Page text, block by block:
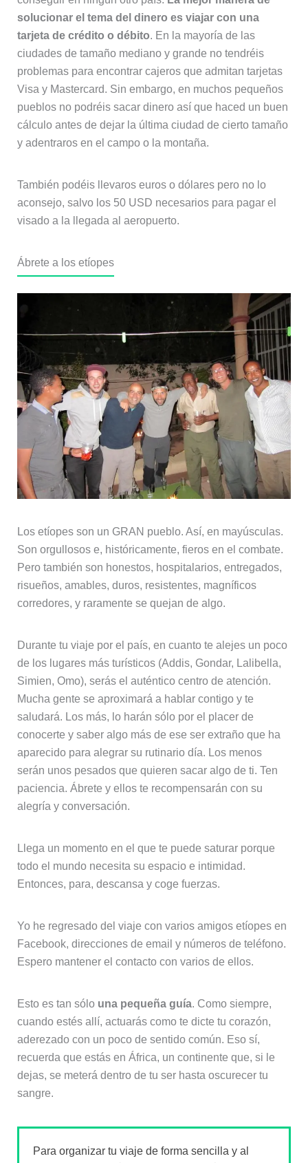
solucionar el tema del dinero es viajar con una
tarjeta de crédito o débito. En la mayoría de las
ciudades de tamaño mediano y grande no tendréis
problemas para encontrar cajeros que admitan tarjetas
Visa y Mastercard. Sin embargo, en muchos pequeños
pueblos no podréis sacar dinero así que haced un buen
cálculo antes de dejar la última ciudad de cierto tamaño
y adentraros en el campo o la montaña.
También podéis llevaros euros o dólares pero no lo
aconsejo, salvo los 50 USD necesarios para pagar el
visado a la llegada al aeropuerto.
Ábrete a los etíopes
Los etíopes son un GRAN pueblo. Así, en mayúsculas.
Son orgullosos e, históricamente, fieros en el combate.
Pero también son honestos, hospitalarios, entregados,
risueños, amables, duros, resistentes, magníficos
corredores, y raramente se quejan de algo.
Durante tu viaje por el país, en cuanto te alejes un poco
de los lugares más turísticos (Addis, Gondar, Lalibella,
Simien, Omo), serás el auténtico centro de atención.
Mucha gente se aproximará a hablar contigo y te
saludará. Los más, lo harán sólo por el placer de
conocerte y saber algo más de ese ser extraño que ha
aparecido para alegrar su rutinario día. Los menos
serán unos pesados que quieren sacar algo de ti. Ten
paciencia. Ábrete y ellos te recompensarán con su
alegría y conversación.
Llega un momento en el que te puede saturar porque
todo el mundo necesita su espacio e intimidad.
Entonces, para, descansa y coge fuerzas.
Yo he regresado del viaje con varios amigos etíopes en
Facebook, direcciones de email y números de teléfono.
Espero mantener el contacto con varios de ellos.
Esto es tan sólo una pequeña guía. Como siempre,
cuando estés allí, actuarás como te dicte tu corazón,
aderezado con un poco de sentido común. Eso sí,
recuerda que estás en África, un continente que, si le
dejas, se meterá dentro de tu ser hasta oscurecer tu
sangre.
Para organizar tu viaje de forma sencilla y al